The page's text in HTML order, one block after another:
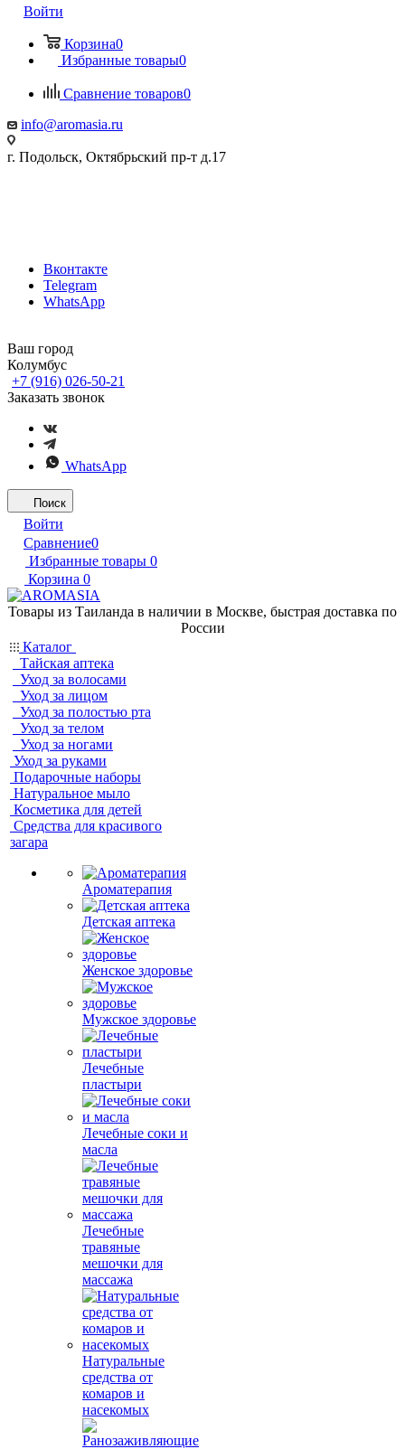
Войти
Корзина0
Избранные товары0
Сравнение товаров0
info@aromasia.ru
г. Подольск, Октябрьский пр-т д.17
Вконтакте
Telegram
WhatsApp
Ваш город
Колумбус
+7 (916) 026-50-21
Заказать звонок
WhatsApp
Поиск
Войти
Сравнение0
Избранные товары 0
Корзина 0
Товары из Таиланда в наличии в Москве, быстрая доставка по
России
Каталог
Тайская аптека
Уход за волосами
Уход за лицом
Уход за полостью рта
Уход за телом
Уход за ногами
Уход за руками
Подарочные наборы
Натуральное мыло
Косметика для детей
Средства для красивого
загара
Ароматерапия
Детская аптека
Женское здоровье
Мужское здоровье
Лечебные
пластыри
Лечебные соки и
масла
Лечебные
травяные
мешочки для
массажа
Натуральные
средства от
комаров и
насекомых